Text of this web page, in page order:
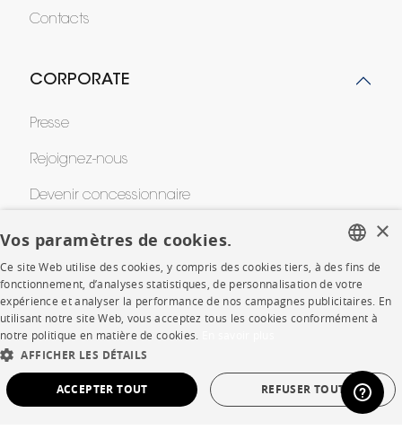
Contacts
CORPORATE
Presse
Rejoignez-nous
Devenir concessionnaire
SHOP
Points de vente
Garanties et SAV
Ventes privées
FRENCH
ENGLISH
SPANISH
×
Vos paramètres de cookies.
Ce site Web utilise des cookies, y compris des cookies tiers, à des fins de
fonctionnement, d’analyses statistiques, de personnalisation de votre
expérience et analyser la performance de nos campagnes publicitaires. En
utilisant notre site Web, vous acceptez tous les cookies conformément à
notre politique en matière de cookies.
AFFICHER LES DÉTAILS
ACCEPTER TOUT REFUSER TOUT